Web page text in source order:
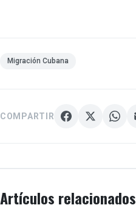
Migración Cubana
COMPARTIR
Artículos relacionados